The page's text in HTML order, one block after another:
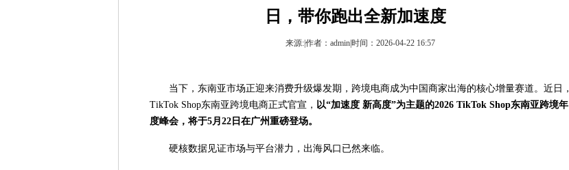
日，带你跑出全新加速度
来源:|作者：admin|时间：2026-04-22 16:57
当下，东南亚市场正迎来消费升级爆发期，跨境电商成为中国商家出海的核心增量赛道。近日，
TikTok Shop东南亚跨境电商正式官宣， 以“加速度 新高度”为主题的2026 TikTok Shop东南亚跨境年
度峰会，将于5月 22 日在广州重磅登场。
硬核数据见证市场与平台潜力，出海风口已然来临。